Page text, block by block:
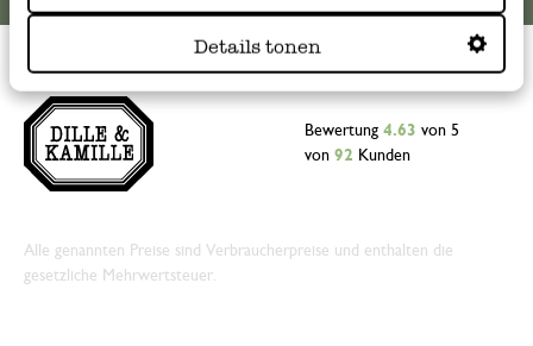
Details tonen
Bewertung 4.63 von 5
von 92 Kunden
Alle genannten Preise sind Verbraucherpreise und enthalten die
gesetzliche Mehrwertsteuer.